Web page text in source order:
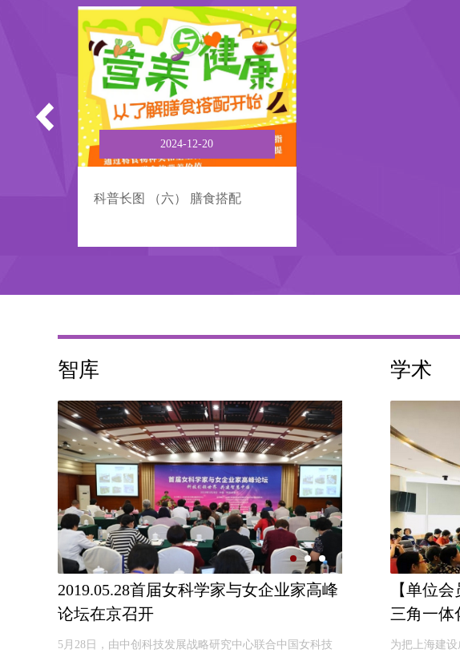
2024-12-20
科普长图 （六） 膳食搭配
智库
2019.05.28首届女科学家与女企业家高峰
论坛在京召开
5月28日，由中创科技发展战略研究中心联合中国女科技
学术
【单位
三角一体
为把上海建